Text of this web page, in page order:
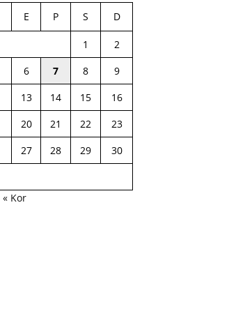
E P S D
1
2
6 7 8
9
13 14 15
16
20 21 22
23
27 28 29
30
« Kor